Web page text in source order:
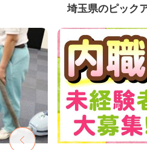
埼玉県のピック